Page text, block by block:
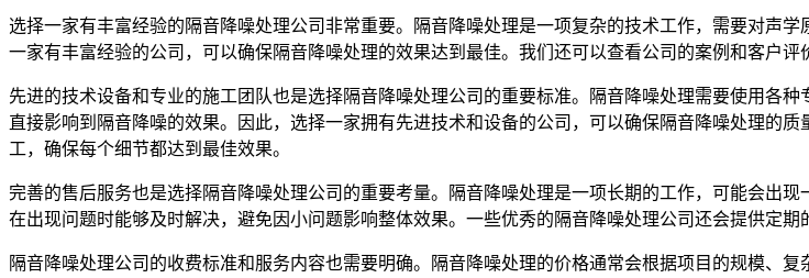
选择一家有丰富经验的隔音降噪处理公司非常重要。隔音降噪处理是一项复杂的技术工作，需要对声
一家有丰富经验的公司，可以确保隔音降噪处理的效果达到最佳。我们还可以查看公司的案例和客户评
先进的技术设备和专业的施工团队也是选择隔音降噪处理公司的重要标准。隔音降噪处理需要使用各
直接影响到隔音降噪的效果。因此，选择一家拥有先进技术和设备的公司，可以确保隔音降噪处理的
工，确保每个细节都达到最佳效果。
完善的售后服务也是选择隔音降噪处理公司的重要考量。隔音降噪处理是一项长期的工作，可能会出
在出现问题时能够及时解决，避免因小问题影响整体效果。一些优秀的隔音降噪处理公司还会提供定期
隔音降噪处理公司的收费标准和服务内容也需要明确。隔音降噪处理的价格通常会根据项目的规模、